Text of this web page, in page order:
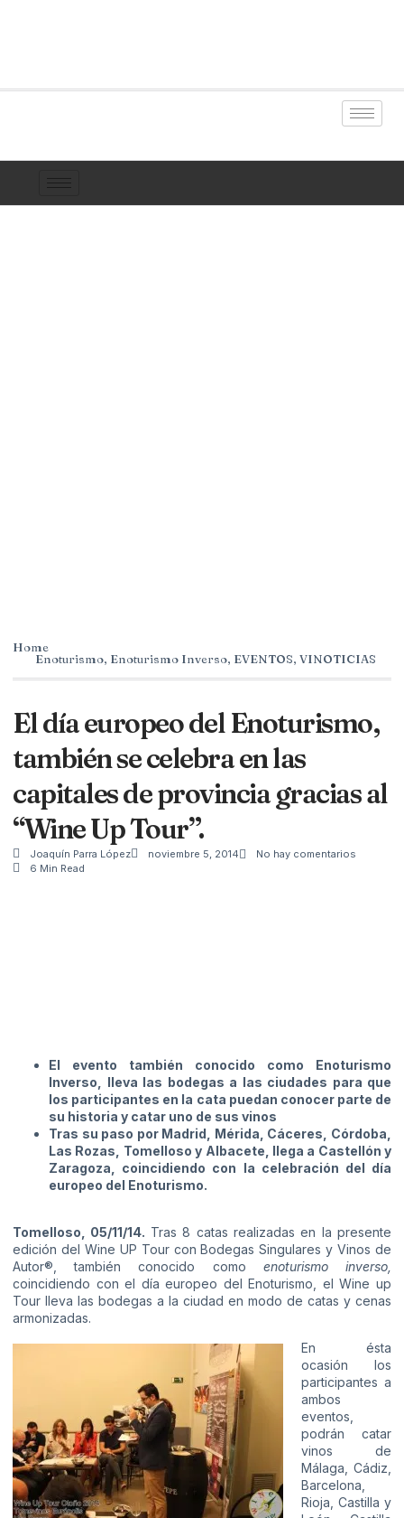
Home
Enoturismo, Enoturismo Inverso, EVENTOS, VINOTICIAS
El día europeo del Enoturismo,
también se celebra en las
capitales de provincia gracias al
“Wine Up Tour”.
Joaquín Parra López noviembre 5, 2014
No hay comentarios
6 Min Read
El evento también conocido como Enoturismo
Inverso, lleva las bodegas a las ciudades para que
los participantes en la cata puedan conocer parte de
su historia y catar uno de sus vinos
Tras su paso por Madrid, Mérida, Cáceres, Córdoba,
Las Rozas, Tomelloso y Albacete, llega a Castellón y
Zaragoza, coincidiendo con la celebración del día
europeo del Enoturismo.
Tomelloso, 05/11/14. Tras 8 catas realizadas en la presente
edición del Wine UP Tour con Bodegas Singulares y Vinos de
Autor®, también conocido como enoturismo inverso,
coincidiendo con el día europeo del Enoturismo, el Wine up
Tour lleva las bodegas a la ciudad en modo de catas y cenas
armonizadas.
En ésta
ocasión los
participantes a
ambos
eventos,
podrán catar
vinos de
Málaga, Cádiz,
Barcelona,
Rioja, Castilla y